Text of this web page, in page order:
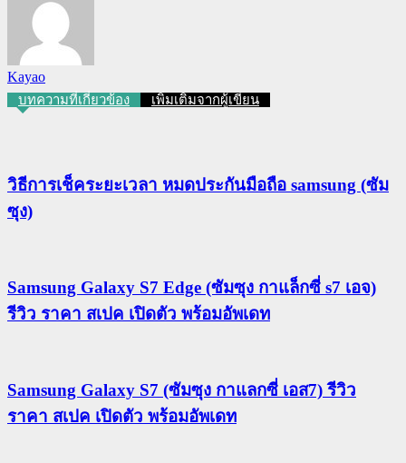
Kayao
บทความที่เกี่ยวข้อง เพิ่มเติมจากผู้เขียน
วิธีการเช็คระยะเวลา หมดประกันมือถือ samsung (ซัม
ซุง)
Samsung Galaxy S7 Edge (ซัมซุง กาแล็กซี่ s7 เอจ)
รีวิว ราคา สเปค เปิดตัว พร้อมอัพเดท
Samsung Galaxy S7 (ซัมซุง กาแลกซี่ เอส7) รีวิว
ราคา สเปค เปิดตัว พร้อมอัพเดท